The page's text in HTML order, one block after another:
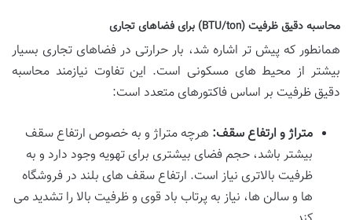
محاسبه دقیق ظرفیت (BTU/ton) برای فضاهای تجاری
همانطور که پیش تر اشاره شد، بار حرارتی در فضاهای تجاری بسیار
بیشتر از محیط های مسکونی است. این تفاوت نیازمند محاسبه
دقیق ظرفیت بر اساس فاکتورهای متعدد است:
متراژ و ارتفاع سقف: هرچه متراژ و به خصوص ارتفاع سقف
بیشتر باشد، حجم فضای بیشتری برای تهویه وجود دارد و به
ظرفیت بالاتری نیاز است. ارتفاع سقف های بلند در فروشگاه
ها و سالن ها، نیاز به پرتاب باد قوی و ظرفیت بالا را تشدید می